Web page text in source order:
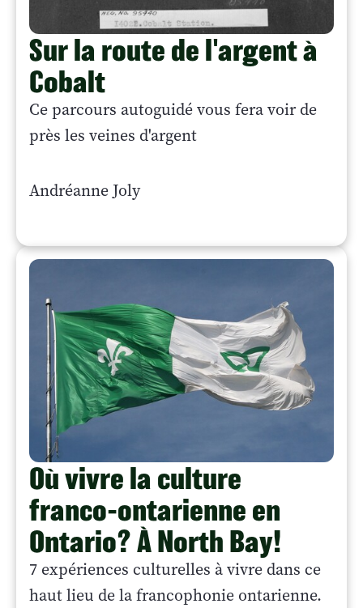
Sur la route de l'argent à
Cobalt
Ce parcours autoguidé vous fera voir de
près les veines d'argent
Andréanne Joly
Où vivre la culture
franco-ontarienne en
Ontario? À North Bay!
7 expériences culturelles à vivre dans ce
haut lieu de la francophonie ontarienne.